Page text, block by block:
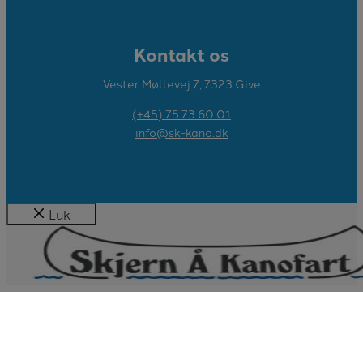
Kontakt os
Vester Møllevej 7, 7323 Give
(+45) 75 73 60 01
info@sk-kano.dk
Luk